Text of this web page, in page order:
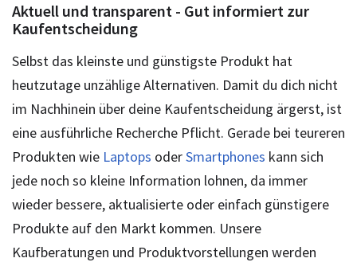
Aktuell und transparent - Gut informiert zur
Kaufentscheidung
Selbst das kleinste und günstigste Produkt hat
heutzutage unzählige Alternativen. Damit du dich nicht
im Nachhinein über deine Kaufentscheidung ärgerst, ist
eine ausführliche Recherche Pflicht. Gerade bei teureren
Produkten wie Laptops oderSmartphones kann sich
jede noch so kleine Information lohnen, da immer
wieder bessere, aktualisierte oder einfach günstigere
Produkte auf den Markt kommen. Unsere
Kaufberatungen und Produktvorstellungen werden